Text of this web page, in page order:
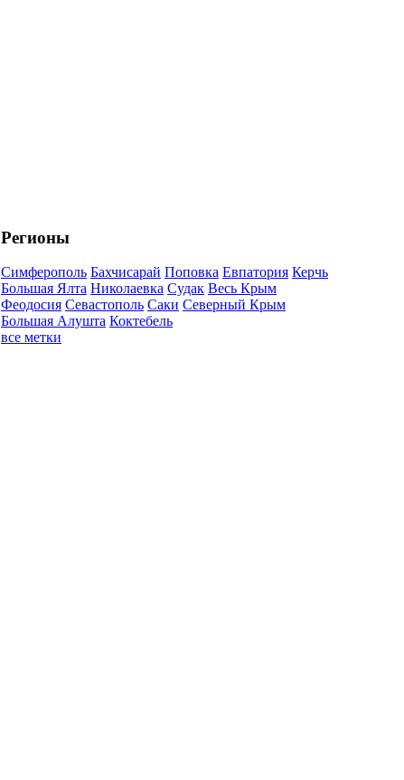
Регионы
Симферополь Бахчисарай Поповка Евпатория Керчь
Большая Ялта Николаевка Судак Весь Крым
Феодосия Севастополь Саки Северный Крым
Большая Алушта Коктебель
все метки